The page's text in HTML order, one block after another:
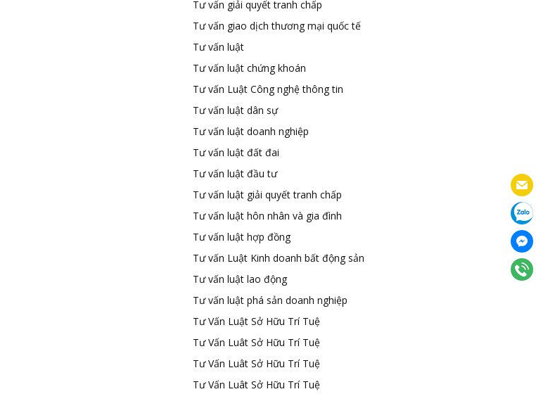
Tư vấn giải quyết tranh chấp
Tư vấn giao dịch thương mại quốc tế
Tư vấn luật
Tư vấn luật chứng khoán
Tư vấn Luật Công nghệ thông tin
Tư vấn luật dân sự
Tư vấn luật doanh nghiệp
Tư vấn luật đất đai
Tư vấn luật đầu tư
Tư vấn luật giải quyết tranh chấp
Tư vấn luật hôn nhân và gia đình
Tư vấn luật hợp đồng
Tư vấn Luật Kinh doanh bất động sản
Tư vấn luật lao động
Tư vấn luật phá sản doanh nghiệp
Tư Vấn Luật Sở Hữu Trí Tuệ
Tư Vấn Luât Sở Hữu Trí Tuệ
Tư Vấn Luât Sở Hữu Trí Tuệ
Tư Vấn Luât Sở Hữu Trí Tuệ